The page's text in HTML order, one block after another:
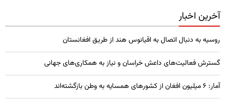
آخرین اخبار
روسیه به دنبال اتصال به اقیانوس هند از طریق افغانستان
گسترش فعالیت‌های داعش خراسان و نیاز به همکاری‌های جهانی
آمار: ۶ میلیون افغان از کشورهای همسایه به وطن بازگشته‌اند